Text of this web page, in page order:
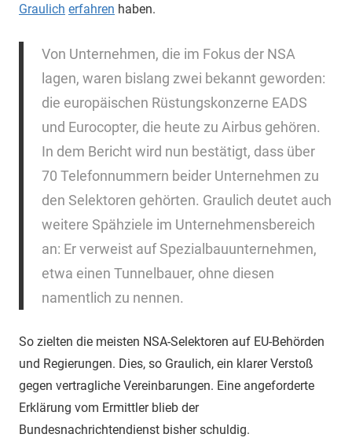
Graulich erfahren haben.
Von Unternehmen, die im Fokus der NSA
lagen, waren bislang zwei bekannt geworden:
die europäischen Rüstungskonzerne EADS
und Eurocopter, die heute zu Airbus gehören.
In dem Bericht wird nun bestätigt, dass über
70 Telefonnummern beider Unternehmen zu
den Selektoren gehörten. Graulich deutet auch
weitere Spähziele im Unternehmensbereich
an: Er verweist auf Spezialbauunternehmen,
etwa einen Tunnelbauer, ohne diesen
namentlich zu nennen.
So zielten die meisten NSA-Selektoren auf EU-Behörden
und Regierungen. Dies, so Graulich, ein klarer Verstoß
gegen vertragliche Vereinbarungen. Eine angeforderte
Erklärung vom Ermittler blieb der
Bundesnachrichtendienst bisher schuldig.